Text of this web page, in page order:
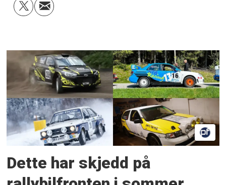
Dette har skjedd på